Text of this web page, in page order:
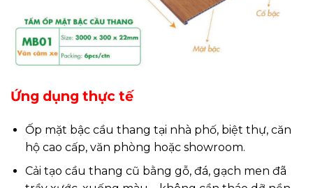
Ứng dụng thực tế
Ốp mặt bậc cầu thang tại nhà phố, biệt thự, căn
hộ cao cấp, văn phòng hoặc showroom.
Cải tạo cầu thang cũ bằng gỗ, đá, gạch men đã